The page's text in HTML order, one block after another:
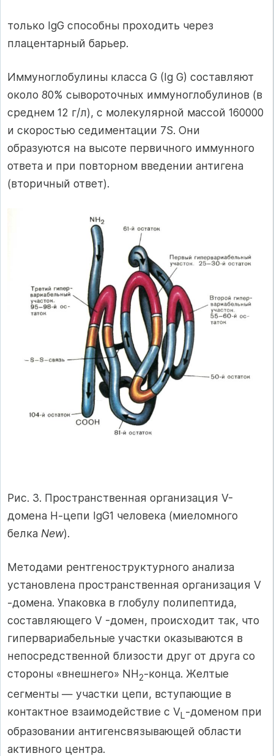
только IgG способны проходить через
плацентарный барьер.
Иммуноглобулины класса G (Ig G) составляют
около 80% сывороточных иммуноглобулинов (в
среднем 12 г/л), с молекулярной массой 160000
и скоростью седиментации 7S. Они
образуются на высоте первичного иммунного
ответа и при повторном введении антигена
(вторичный ответ).
Рис. 3. Пространственная организация V-
домена Н-цепи IgG1 человека (миеломного
белка New).
Методами рентгеноструктурного анализа
установлена пространственная организация V
-домена. Упаковка в глобулу полипептида,
составляющего V -домен, происходит так, что
гипервариабельные участки оказываются в
непосредственной близости друг от друга со
стороны «внешнего» NН2-конца. Желтые
сегменты — участки цепи, вступающие в
контактное взаимодействие с VL-доменом при
образовании антигенсвязывающей области
активного центра.